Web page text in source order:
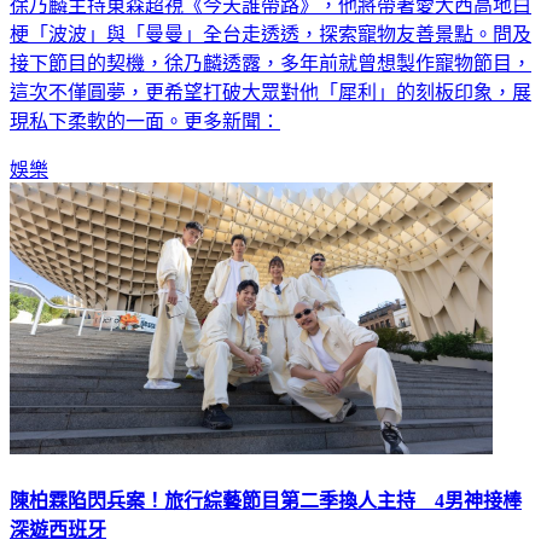
徐乃麟主持東森超視《今天誰帶路》，他將帶著愛犬西高地白
梗「波波」與「曼曼」全台走透透，探索寵物友善景點。問及
接下節目的契機，徐乃麟透露，多年前就曾想製作寵物節目，
這次不僅圓夢，更希望打破大眾對他「犀利」的刻板印象，展
現私下柔軟的一面。更多新聞：
娛樂
陳柏霖陷閃兵案！旅行綜藝節目第二季換人主持 4男神接棒
深遊西班牙